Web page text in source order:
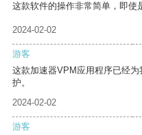
这款软件的操作非常简单，即使
2024-02-02
游客
这款加速器VPM应用程序已经
护。
2024-02-02
游客